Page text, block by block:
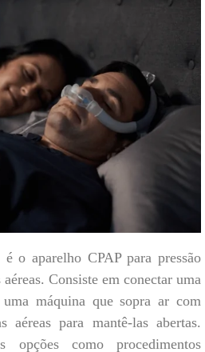
o aparelho CPAP para pressão
Consiste em conectar uma
máquina que sopra ar com
aéreas para mantê-las abertas.
opções como procedimentos